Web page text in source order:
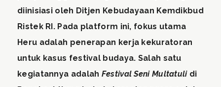
diinisiasi oleh Ditjen Kebudayaan Kemdikbud
Ristek RI. Pada platform ini, fokus utama
Heru adalah penerapan kerja kekuratoran
untuk kasus festival budaya. Salah satu
kegiatannya adalah Festival Seni Multatuli di